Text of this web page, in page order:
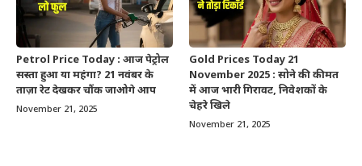
Petrol Price Today : आज पेट्रोल
सस्ता हुआ या महंगा? 21 नवंबर के
ताज़ा रेट देखकर चौंक जाओगे आप
November 21, 2025
Gold Prices Today 21
November 2025 : सोने की कीमत
में आज भारी गिरावट, निवेशकों के
चेहरे खिले
November 21, 2025